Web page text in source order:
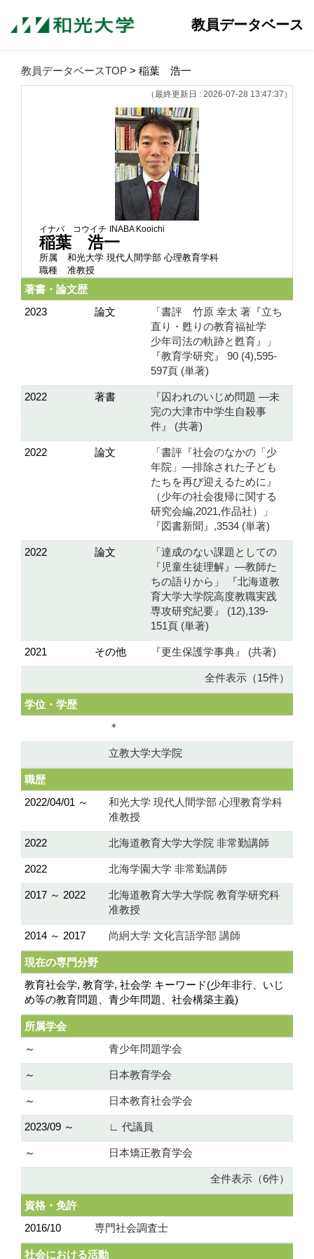
教員データベース
教員データベースTOP > 稲葉 浩一
（最終更新日 : 2026-07-28 13:47:37）
イナバ コウイチ INABA Kooichi
稲葉 浩一
所属
和光大学 現代人間学部 心理教育学科
職種
准教授
著書・論文歴
2023
論文
「書評 竹原 幸太 著『立ち
直り・甦りの教育福祉学
少年司法の軌跡と甦育』」
『教育学研究』 90 (4),595-
597頁 (単著)
2022 著書
『囚われのいじめ問題 ―未
完の大津市中学生自殺事
件』 (共著)
2022 論文
「書評『社会のなかの「少
年院」―排除された子ども
たちを再び迎えるために』
（少年の社会復帰に関する
研究会編,2021,作品社）」
『図書新聞』,3534 (単著)
2022 論文
「達成のない課題としての
『児童生徒理解』―教師た
ちの語りから」 『北海道教
育大学大学院高度教職実践
専攻研究紀要』 (12),139-
151頁 (単著)
2021 その他 『更生保護学事典』 (共著)
全件表示（15件）
学位・学歴
＊
立教大学大学院
職歴
2022/04/01 ～
和光大学 現代人間学部 心理教育学科
准教授
2022 北海道教育大学大学院 非常勤講師
2022 北海学園大学 非常勤講師
2017 ～ 2022
北海道教育大学大学院 教育学研究科
准教授
2014 ～ 2017 尚絅大学 文化言語学部 講師
現在の専門分野
教育社会学, 教育学, 社会学 キーワード(少年非行、いじ
め等の教育問題、青少年問題、社会構築主義)
所属学会
～
青少年問題学会
～ 日本教育学会
～ 日本教育社会学会
2023/09 ～ ∟ 代議員
～ 日本矯正教育学会
全件表示（6件）
資格・免許
2016/10
専門社会調査士
社会における活動